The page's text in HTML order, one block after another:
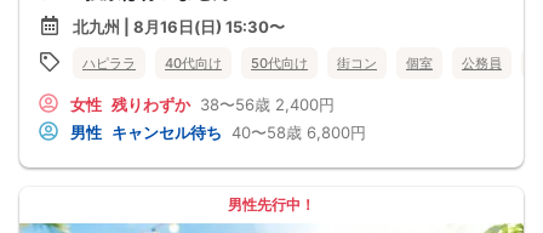
北九州 | 8月16日(日) 15:30〜
ハピララ 40代向け 50代向け 街コン 個室 公務員
女性 残りわずか 38〜56歳 2,400円
男性 キャンセル待ち 40〜58歳 6,800円
男性先行中！